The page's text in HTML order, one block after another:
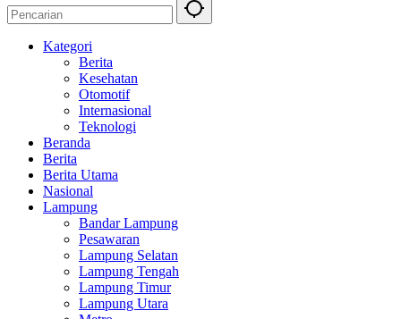
Kategori
Berita
Kesehatan
Otomotif
Internasional
Teknologi
Beranda
Berita
Berita Utama
Nasional
Lampung
Bandar Lampung
Pesawaran
Lampung Selatan
Lampung Tengah
Lampung Timur
Lampung Utara